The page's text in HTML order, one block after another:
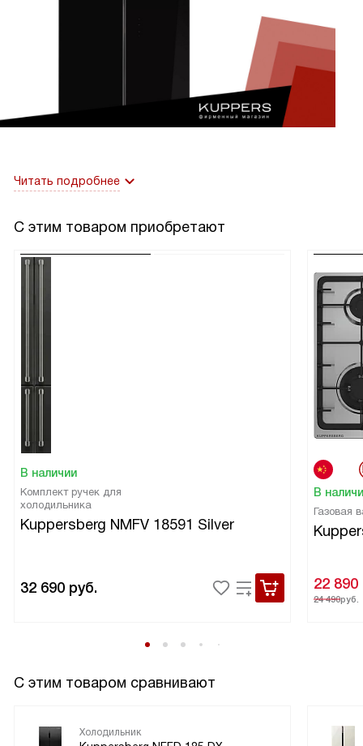
Читать подробнее
С этим товаром приобретают
В наличии
Комплект ручек для
холодильника
Kuppersberg NMFV 18591 Silver
32 690 руб.
В
Газовая
22 890
24 490руб.
С этим товаром сравнивают
Холодильник